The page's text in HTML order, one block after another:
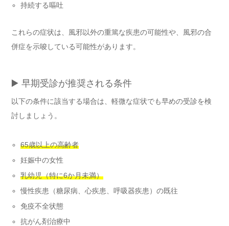
持続する嘔吐
これらの症状は、風邪以外の重篤な疾患の可能性や、風邪の合
併症を示唆している可能性があります。
▶️ 早期受診が推奨される条件
以下の条件に該当する場合は、軽微な症状でも早めの受診を検
討しましょう。
65歳以上の高齢者
妊娠中の女性
乳幼児（特に6か月未満）
慢性疾患（糖尿病、心疾患、呼吸器疾患）の既往
免疫不全状態
抗がん剤治療中